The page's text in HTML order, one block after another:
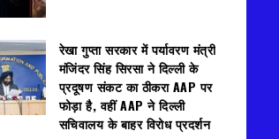
रेखा गुप्ता सरकार में पर्यावरण मंत्री
मंजिंदर सिंह सिरसा ने दिल्ली के
प्रदूषण संकट का ठीकरा AAP पर
फोड़ा है, वहीं AAP ने दिल्ली
सचिवालय के बाहर विरोध प्रदर्शन